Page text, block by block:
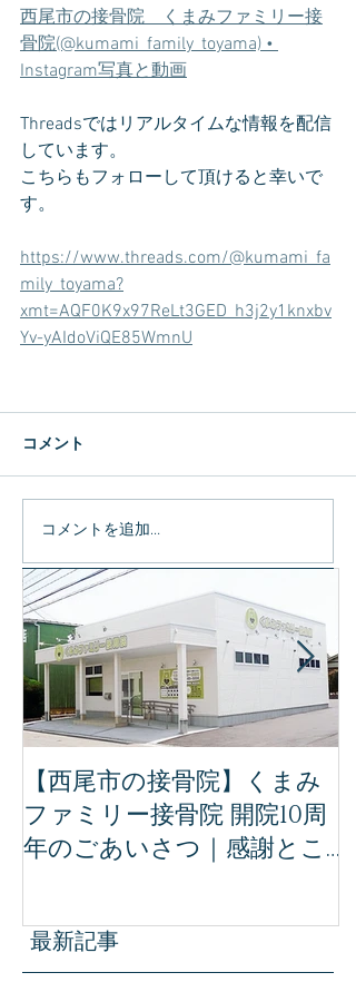
西尾市の接骨院　くまみファミリー接
骨院(@kumami_family_toyama) •
Instagram写真と動画
Threadsではリアルタイムな情報を配信
しています。
こちらもフォローして頂けると幸いで
す。
https://www.threads.com/@kumami_fa
mily_toyama?
xmt=AQF0K9x97ReLt3GED_h3j2y1knxbv
Yv-yAIdoViQE85WmnU
コメント
コメントを追加…
特集記事
【西尾市の接骨院】くまみ
ファミリー接骨院 開院10周
年のごあいさつ｜感謝とこ
最新記事